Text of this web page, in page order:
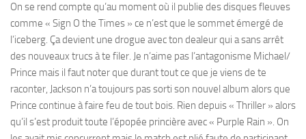
On se rend compte qu’au moment où il publie des disques fleuves
comme « Sign O the Times » ce n’est que le sommet émergé de
l’iceberg. Ça devient une drogue avec ton dealeur qui a sans arrêt
des nouveaux trucs à te filer. Je n’aime pas l’antagonisme Michael/
Prince mais il faut noter que durant tout ce que je viens de te
raconter, Jackson n’a toujours pas sorti son nouvel album alors que
Prince continue à faire feu de tout bois. Rien depuis « Thriller » alors
qu’il s’est produit toute l’épopée princière avec « Purple Rain ». On